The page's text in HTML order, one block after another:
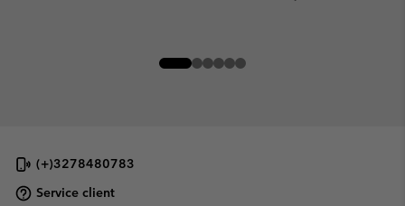
(+)3278480783
Service client